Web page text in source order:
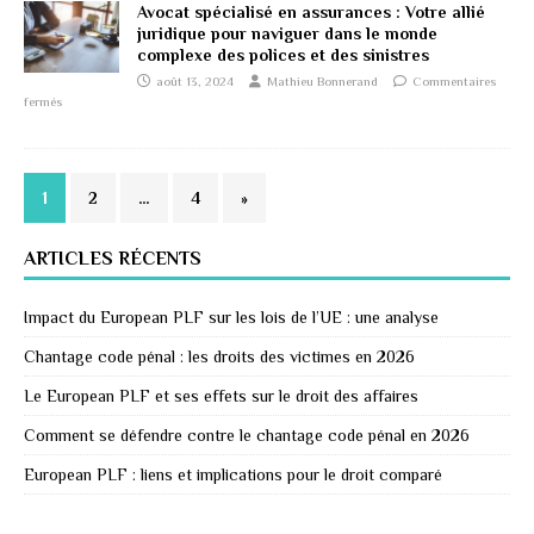
Avocat spécialisé en assurances : Votre allié
juridique pour naviguer dans le monde
complexe des polices et des sinistres
août 13, 2024 Mathieu Bonnerand
Commentaires
fermés
1 2 … 4 »
ARTICLES RÉCENTS
Impact du European PLF sur les lois de l’UE : une analyse
Chantage code pénal : les droits des victimes en 2026
Le European PLF et ses effets sur le droit des affaires
Comment se défendre contre le chantage code pénal en 2026
European PLF : liens et implications pour le droit comparé